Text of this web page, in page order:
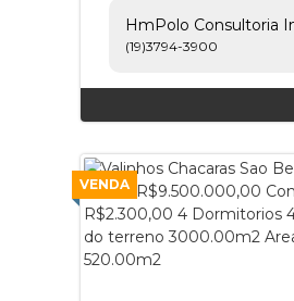
Imobiliários p... HmPolo
Imobiliaria e
(19)3794-3900
VENDA